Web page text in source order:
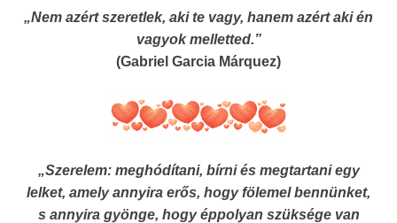
„Nem azért szeretlek, aki te vagy, hanem azért aki én
vagyok melletted.”
(Gabriel Garcia Márquez)
„Szerelem: meghódítani, bírni és megtartani egy
lelket, amely annyira erős, hogy fölemel bennünket,
s annyira gyönge, hogy éppolyan szüksége van